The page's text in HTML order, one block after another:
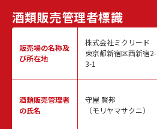
酒類販売管理者標識
販売場の名称及
び所在地
酒類販売管理者
の氏名
株式会社ミクリード
東京都新宿区西新宿2-
3-1
守屋 賢邦
（モリヤマサクニ）